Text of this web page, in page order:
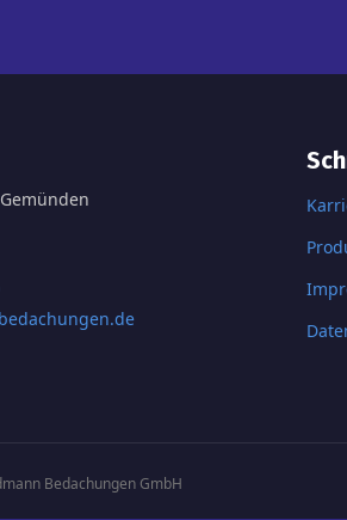
Bedachungen GmbH